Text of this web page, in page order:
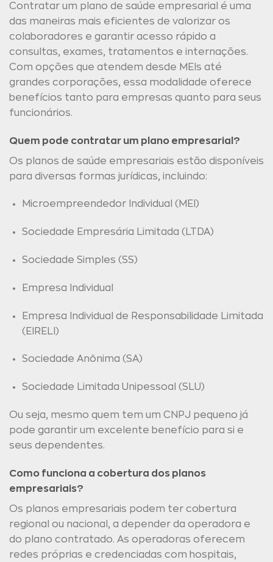
Contratar um plano de saúde empresarial é uma
das maneiras mais eficientes de valorizar os
colaboradores e garantir acesso rápido a
consultas, exames, tratamentos e internações.
Com opções que atendem desde MEIs até
grandes corporações, essa modalidade oferece
benefícios tanto para empresas quanto para seus
funcionários.
Quem pode contratar um plano empresarial?
Os planos de saúde empresariais estão disponíveis
para diversas formas jurídicas, incluindo:
Microempreendedor Individual (MEI)
Sociedade Empresária Limitada (LTDA)
Sociedade Simples (SS)
Empresa Individual
Empresa Individual de Responsabilidade Limitada
(EIRELI)
Sociedade Anônima (SA)
Sociedade Limitada Unipessoal (SLU)
Ou seja, mesmo quem tem um CNPJ pequeno já
pode garantir um excelente benefício para si e
seus dependentes.
Como funciona a cobertura dos planos
empresariais?
Os planos empresariais podem ter cobertura
regional ou nacional, a depender da operadora e
do plano contratado. As operadoras oferecem
redes próprias e credenciadas com hospitais,